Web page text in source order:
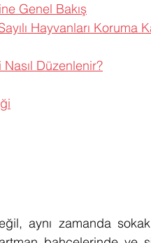
Genel Bakış
Hayvanları Koruma
Düzenlenir?
aynı zamanda